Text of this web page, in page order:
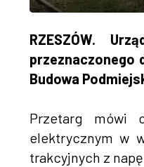
RZESZÓW.
przeznaczonego
Budowa
Przetarg mówi
elektrycznym w
trakcyjnych z